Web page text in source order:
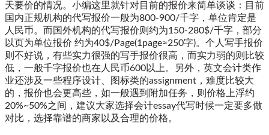
天要价的情况。小编这里就针对目前的报价来简单谈谈：目前
国内正规机构的代写报价一般为800-900/千字，单位肯定是
人民币。而国外机构的代写报价则约为150-280$/千字，部分
以页为单位报价 约为40$/Page(1page≈250字)。个人写手报价
则不好说，有些实力很强的写手报价很高，而实力弱的则比较
低，一般千字报价也在人民币600以上。另外，英文会计类作
业还涉及一些程序设计、图标类的assignment，难度比较大
的，报价也会更高些，如一般遇到附加任务，则价格上浮约
20%~50%之间，建议大家选择会计essay代写时候一定要多做
对比，选择靠谱的商家以及合理的价格。